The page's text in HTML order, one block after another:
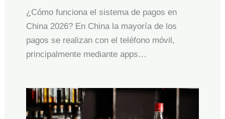
¿Cómo funciona el sistema de pagos en
China 2026? En China la mayoría de los
pagos se realizan con el teléfono móvil,
principalmente mediante apps…